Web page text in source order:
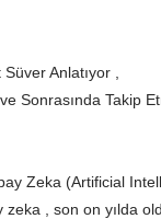
Anlatıyor ,
Sonrasında Takip
Zeka (Artificial
zeka , son on yılda